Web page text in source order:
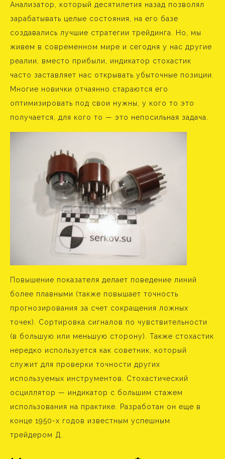
Анализатор, который десятилетия назад позволял
зарабатывать целые состояния, на его базе
создавались лучшие стратегии трейдинга. Но, мы
живем в современном мире и сегодня у нас другие
реалии, вместо прибыли, индикатор стохастик
часто заставляет нас открывать убыточные позиции.
Многие новички отчаянно стараются его
оптимизировать под свои нужны, у кого то это
получается, для кого то — это непосильная задача.
Повышение показателя делает поведение линий
более плавными (также повышает точность
прогнозирования за счет сокращения ложных
точек). Сортировка сигналов по чувствительности
(в большую или меньшую сторону). Также стохастик
нередко используется как советник, который
служит для проверки точности других
используемых инструментов. Стохастический
осциллятор — индикатор с большим стажем
использования на практике. Разработан он еще в
конце 1950-х годов известным успешным
трейдером Д.